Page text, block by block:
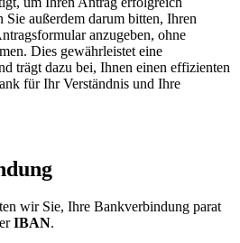
Sie außerdem darum bitten, Ihren
anzugeben, ohne
Dies gewährleistet eine
trägt dazu bei, Ihnen einen effizienten
für Ihr Verständnis und Ihre
wir Sie, Ihre Bankverbindung parat
IBAN.